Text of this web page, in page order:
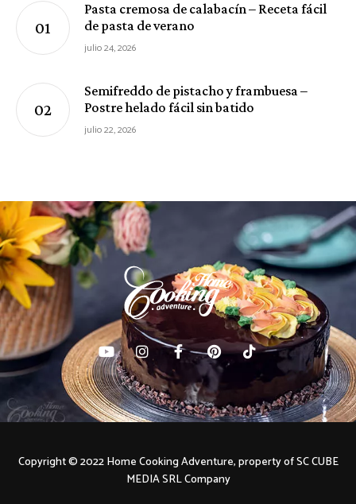
Pasta cremosa de calabacín – Receta fácil
de pasta de verano
julio 24, 2026
Semifreddo de pistacho y frambuesa –
Postre helado fácil sin batido
julio 22, 2026
Copyright © 2022 Home Cooking Adventure, property of SC CUBE
MEDIA SRL Company